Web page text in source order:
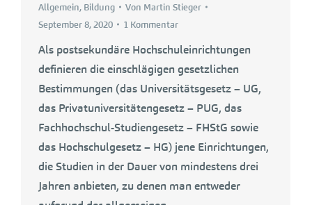
Allgemein, Bildung Von Martin Stieger
September 8, 2020
1 Kommentar
Als postsekundäre Hochschuleinrichtungen
definieren die einschlägigen gesetzlichen
Bestimmungen (das Universitätsgesetz – UG,
das Privatuniversitätengesetz – PUG, das
Fachhochschul-Studiengesetz – FHStG sowie
das Hochschulgesetz – HG) jene Einrichtungen,
die Studien in der Dauer von mindestens drei
Jahren anbieten, zu denen man entweder